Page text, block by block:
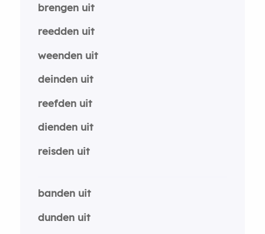
brengen uit
reedden uit
weenden uit
deinden uit
reefden uit
dienden uit
reisden uit
banden uit
dunden uit